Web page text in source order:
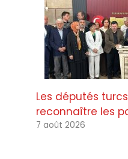
Les députés
reconnaître les
7 août 2026